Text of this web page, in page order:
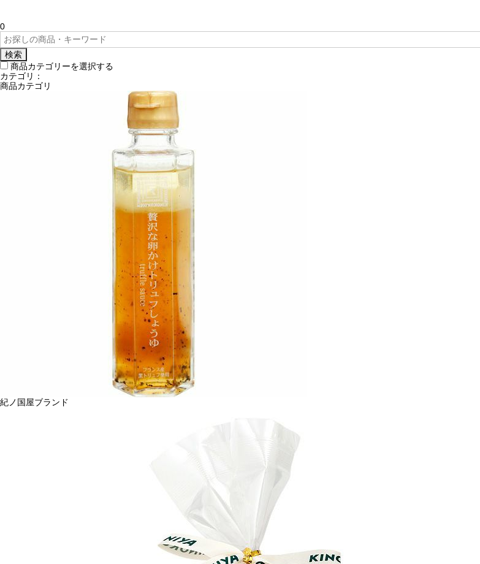
0
検索
商品カテゴリーを選択する
カテゴリ：
商品カテゴリ
紀ノ国屋ブランド